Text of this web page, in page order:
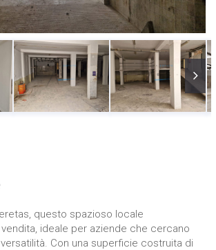
questo spazioso locale
ideale per aziende che cercano
Con una superficie costruita di